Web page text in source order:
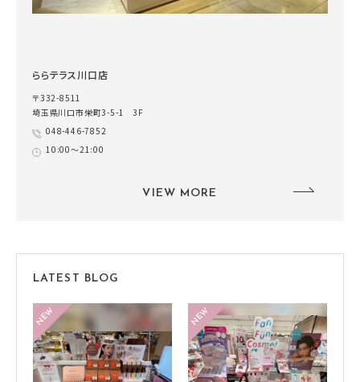
ららテラス川口店
〒332-8511
埼玉県川口市栄町3-5-1 3F
048-446-7852
10:00～21:00
VIEW MORE
LATEST BLOG